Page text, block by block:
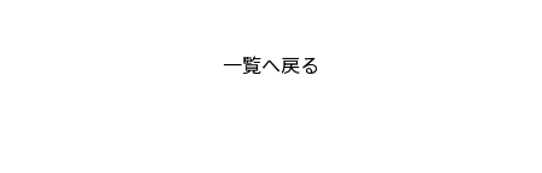
一覧へ戻る